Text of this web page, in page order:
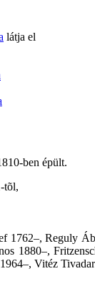
látja el
ben épült.
tõl,
1762–, Reguly
1880–,
Vitéz